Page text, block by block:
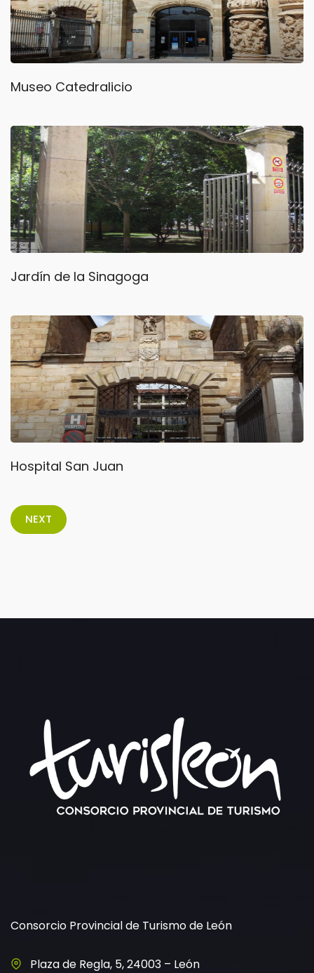
Museo Catedralicio
Jardín de la Sinagoga
Hospital San Juan
NEXT
Consorcio Provincial de Turismo de León
Plaza de Regla, 5, 24003 – León